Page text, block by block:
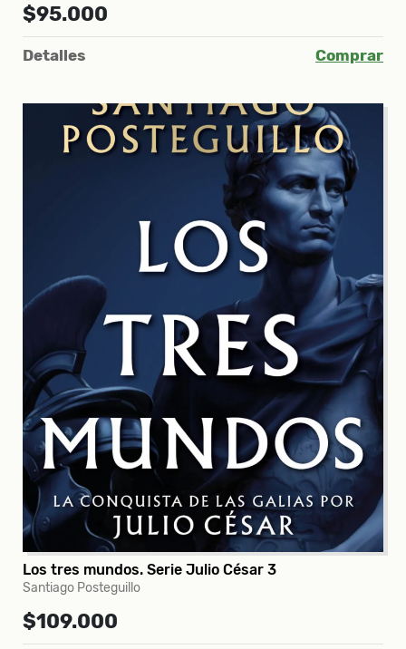
$95.000
Detalles Comprar
Los tres mundos. Serie Julio César 3
Santiago Posteguillo
$109.000